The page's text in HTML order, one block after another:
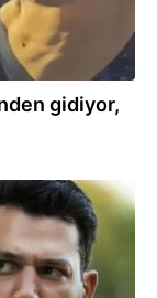
gidiyor,